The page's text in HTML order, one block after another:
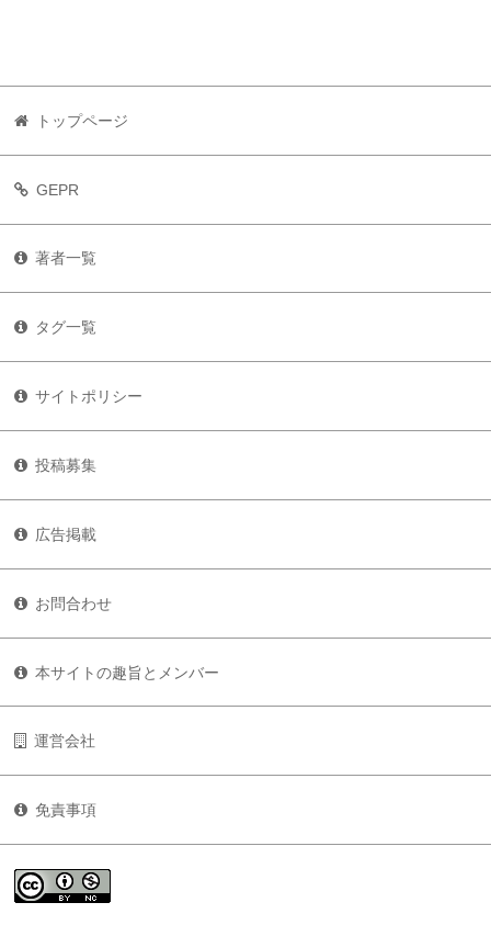
トップページ
GEPR
著者一覧
タグ一覧
サイトポリシー
投稿募集
広告掲載
お問合わせ
本サイトの趣旨とメンバー
運営会社
免責事項